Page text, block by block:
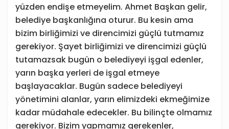
yüzden endişe etmeyelim. Ahmet Başkan gelir,
belediye başkanlığına oturur. Bu kesin ama
bizim birliğimizi ve direncimizi güçlü tutmamız
gerekiyor. Şayet birliğimizi ve direncimizi güçlü
tutamazsak bugün o belediyeyi işgal edenler,
yarın başka yerleri de işgal etmeye
başlayacaklar. Bugün sadece belediyeyi
yönetimini alanlar, yarın elimizdeki ekmeğimize
kadar müdahale edecekler. Bu bilinçte olmamız
gerekiyor. Bizim yapmamız gerekenler,